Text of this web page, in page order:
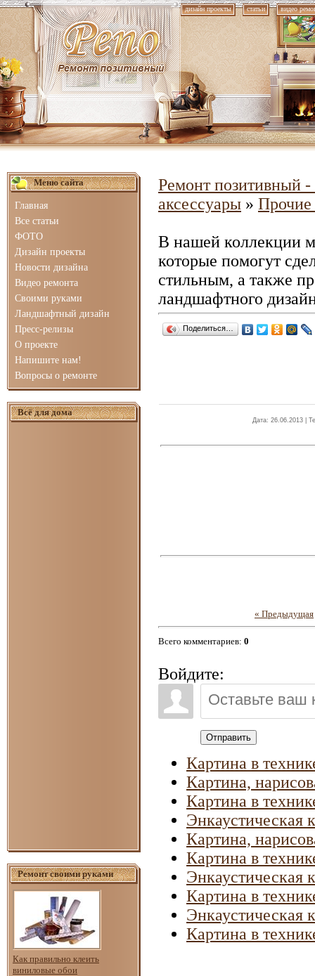
дизайн проекты статьи видео
Меню сайта
Главная
Все статьи
ФОТО
Дизайн проекты
Новости дизайна
Видео ремонта
Своими руками
Ландшафтный дизайн
Пресс-релизы
О проекте
Напишите нам!
Вопросы о ремонте
Всё для дома
Ремонт своими руками
Как правильно клеить
виниловые обои
Ремонт позитивный -
аксессуары » Прочие
В нашей коллекции
которые помогут
стильным, а также
ландшафтного
Поделиться…
Дата: 26.06.2013 |
« Предыдущая
Всего комментариев: 0
Войдите:
Отправить
Картина в
Картина,
Картина в
Энкаустическая
Картина,
Картина в
Энкаустическая
Картина в
Энкаустическая
Картина в